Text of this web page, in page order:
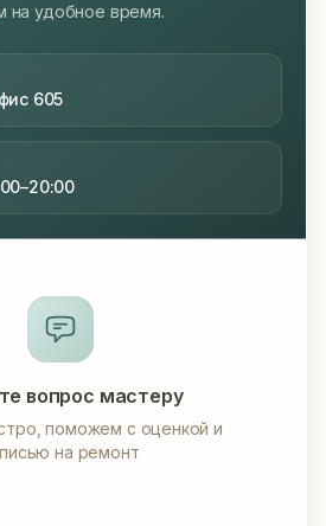
на удобное время.
605
вопрос мастеру
поможем с оценкой и
на ремонт